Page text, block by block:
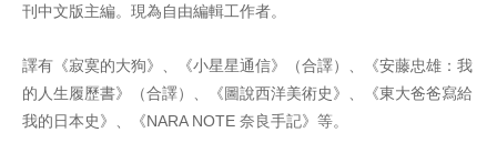
刊中文版主編。現為自由編輯工作者。
譯有《寂寞的大狗》、《小星星通信》（合譯）、《安藤忠雄：我
的人生履歷書》（合譯）、《圖說西洋美術史》、《東大爸爸寫給
我的日本史》、《NARA NOTE 奈良手記》等。